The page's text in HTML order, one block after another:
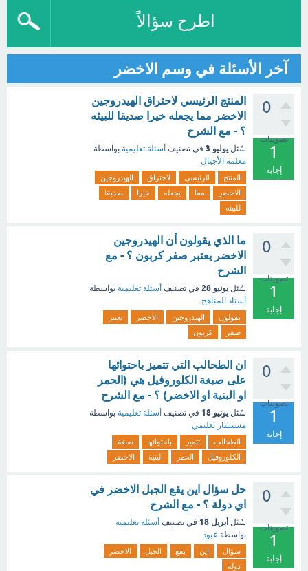
اطرح سؤالاً
آخر الأسئلة في وسم الاخضر
0
تصويتات
1
إجابة
المنتج الرئيسي لاحتراق الهيدروجين
الاخضر مما يجعله خيرا صديقا للبيئه
؟ - مع الشرح
سُئل يوليو 3 في تصنيف أسئلة تعليمية بواسطة
معلمة الأجيال
المنتج الرئيسي لاحتراق
الهيدروجين
الاخضر
مما يجعله خيرا
صديقا
للبيئه
0
تصويتات
1
إجابة
ما الذي يقولون أن الهيدروجين
الاخضر يعتبر صفر كربون ؟ - مع
الشرح
سُئل يونيو 28 في تصنيف أسئلة تعليمية بواسطة
أستاذ المناهج
يقولون الهيدروجين الاخضر
يعتبر
صفر
كربون
0
تصويتات
1
إجابة
ان الطحالب التي تتميز باحتوائها
على صبغة الكلوروفيل هي (الحمر
او البنية او الاخضر) ؟ - مع الشرح
سُئل يونيو 18 في تصنيف أسئلة تعليمية بواسطة
مستشار تعليمي
الطحالب تتميز باحتوائها
صبغة
الكلوروفيل
الحمر البنية الاخضر
0
تصويتات
1
إجابة
حل سؤال اين يقع الجبل الاخضر في
اي دولة ؟ - مع الشرح
سُئل أبريل 18 في تصنيف أسئلة تعليمية
بواسطة عبود
سؤال اين يقع الجبل
الاخضر
دولة